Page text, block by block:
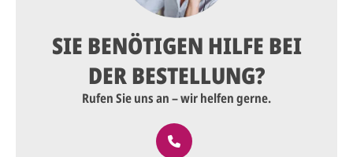
SIE BENÖTIGEN HILFE BEI
DER BESTELLUNG?
Rufen Sie uns an – wir helfen gerne.